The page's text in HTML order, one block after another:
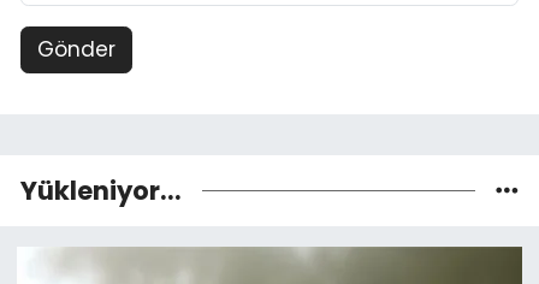
Gönder
Yükleniyor...